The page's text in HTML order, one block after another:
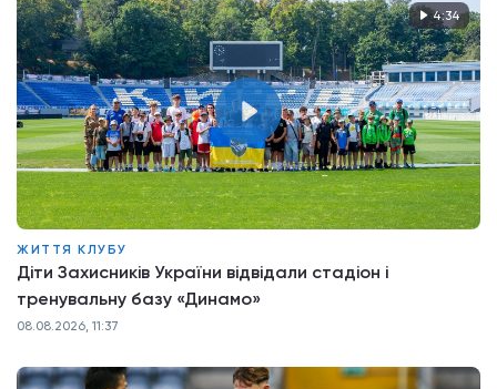
4:34
ЖИТТЯ КЛУБУ
Діти Захисників України відвідали стадіон і
тренувальну базу «Динамо»
08.08.2026, 11:37